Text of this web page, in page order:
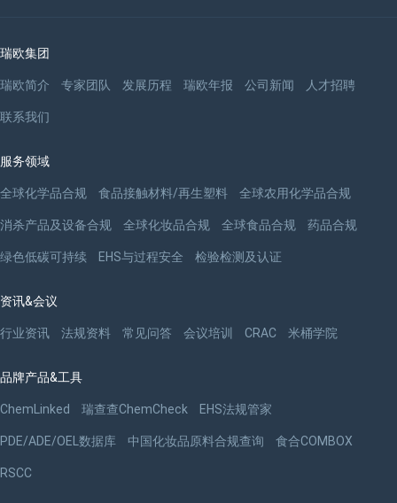
瑞欧集团
瑞欧简介 专家团队 发展历程 瑞欧年报 公司新闻 人才招聘
联系我们
服务领域
全球化学品合规 食品接触材料/再生塑料 全球农用化学品合规
消杀产品及设备合规 全球化妆品合规 全球食品合规 药品合规
绿色低碳可持续 EHS与过程安全 检验检测及认证
资讯&会议
行业资讯 法规资料 常见问答 会议培训 CRAC 米桶学院
品牌产品&工具
ChemLinked 瑞查查ChemCheck EHS法规管家
PDE/ADE/OEL数据库 中国化妆品原料合规查询 食合COMBOX
RSCC